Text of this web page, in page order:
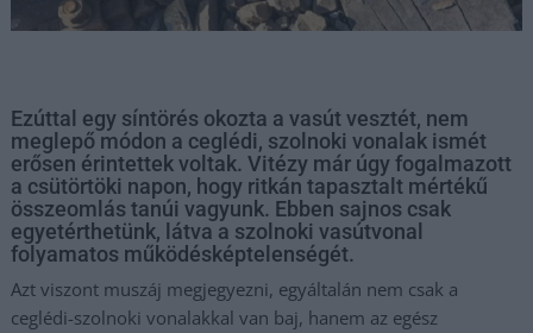
Ezúttal egy síntörés okozta a vasút vesztét, nem
meglepő módon a ceglédi, szolnoki vonalak ismét
erősen érintettek voltak. Vitézy már úgy fogalmazott
a csütörtöki napon, hogy ritkán tapasztalt mértékű
összeomlás tanúi vagyunk. Ebben sajnos csak
egyetérthetünk, látva a szolnoki vasútvonal
folyamatos működésképtelenségét.
Azt viszont muszáj megjegyezni, egyáltalán nem csak a
ceglédi-szolnoki vonalakkal van baj, hanem az egész